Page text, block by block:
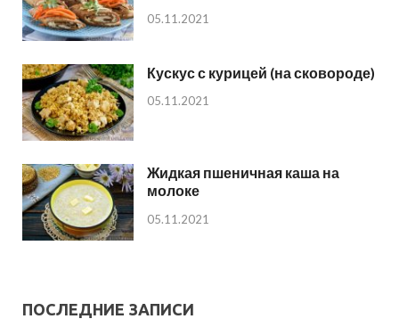
05.11.2021
Кускус с курицей (на сковороде)
05.11.2021
Жидкая пшеничная каша на
молоке
05.11.2021
ПОСЛЕДНИЕ ЗАПИСИ